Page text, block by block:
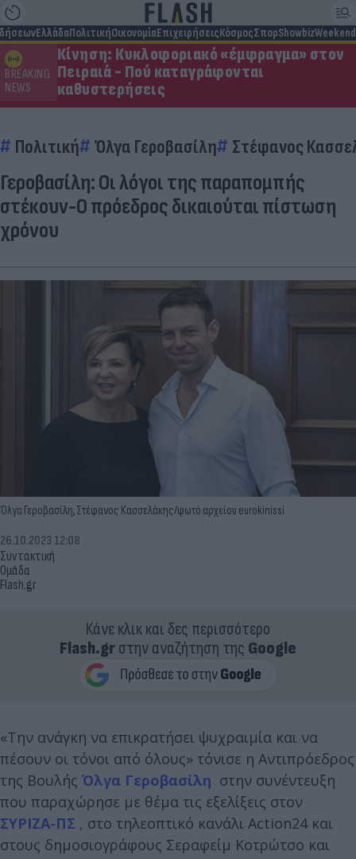
ΕλλάδαΠολιτικήΟικονομίαΕπιχειρήσειςΚόσμοςΣπορShowbizWeekend
BREAKING
NEWS
Κίνηση: Κυκλοφοριακό «έμφραγμα» στον
Πειραιά - Πού καταγράφονται
καθυστερήσεις
Πολιτική Όλγα Γεροβασίλη Στέφανος
Γεροβασίλη: Οι λόγοι της παραπομπής
στέκουν-Ο πρόεδρος δικαιούται πίστωση
χρόνου
Όλγα Γεροβασίλη, Στέφανος Κασσελάκης/φωτό αρχείου eurokinissi
Συντακτική
Ομάδα
Flash.gr
26.10.2023 12:08
Κάνε κλικ και δες περισσότερο
Flash.grστην αναζήτηση της Google
«Την ανάγκη να επικρατήσει ψυχραιμία και να
πέσουν οι τόνοι από όλους» τόνισε η Αντιπρόεδρος
της Βουλής Όλγα Γεροβασίλη στην συνέντευξη
που παραχώρησε με θέμα τις εξελίξεις στον
ΣΥΡΙΖΑ-ΠΣ , στο τηλεοπτικό κανάλι Action24 και
στους δημοσιογράφους Σεραφείμ Κοτρώτσο και